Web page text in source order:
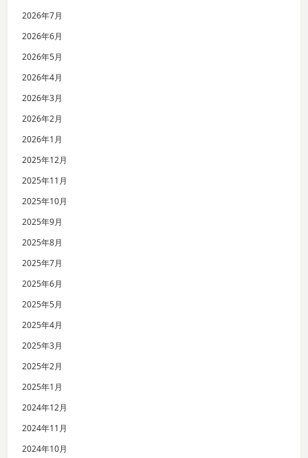
2026年7月
2026年6月
2026年5月
2026年4月
2026年3月
2026年2月
2026年1月
2025年12月
2025年11月
2025年10月
2025年9月
2025年8月
2025年7月
2025年6月
2025年5月
2025年4月
2025年3月
2025年2月
2025年1月
2024年12月
2024年11月
2024年10月